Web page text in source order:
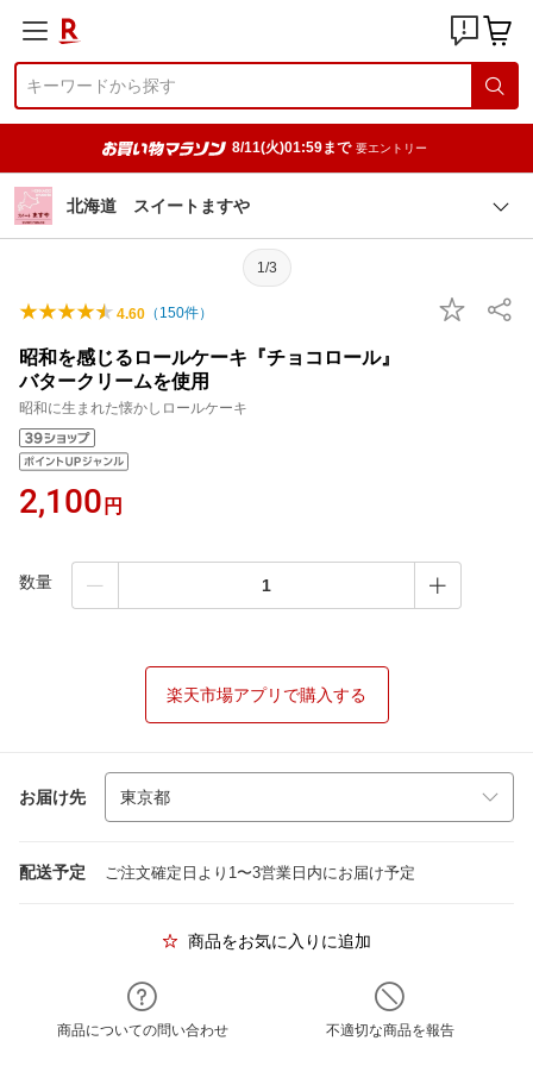
8/11(火)01:59まで 要エントリー
北海道 スイートますや
1/3
4.60 （ 150件）
昭和を感じるロールケーキ『チョコロール』
バタークリームを使用
昭和に生まれた懐かしロールケーキ
2,100 円
数量
楽天市場アプリで購入する
お届け先
配送予定 ご注文確定日より1〜3営業日内にお届け予定
商品をお気に入りに追加
商品についての問い合わせ 不適切な商品を報告